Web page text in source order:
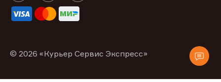
© 2026 «Курьер Сервис Экспресс»